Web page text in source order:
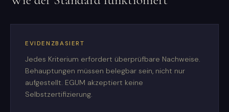
EVIDENZBASIERT
Jedes Kriterium erfordert überprüfbare Nachweise.
Behauptungen müssen belegbar sein, nicht nur
aufgestellt. EGUM akzeptiert keine
Selbstzertifizierung.